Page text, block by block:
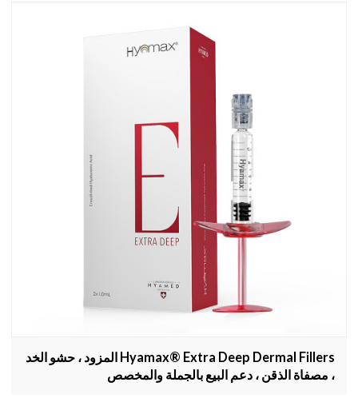
Hyamax® Extra Deep Dermal Fillers المزود ، حشو الخد
، مصفاة الذقن ، دعم البيع بالجملة والمخصص